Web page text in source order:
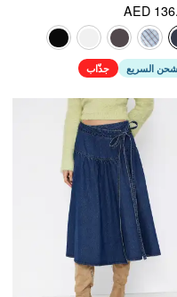
AED
السريع جذّاب